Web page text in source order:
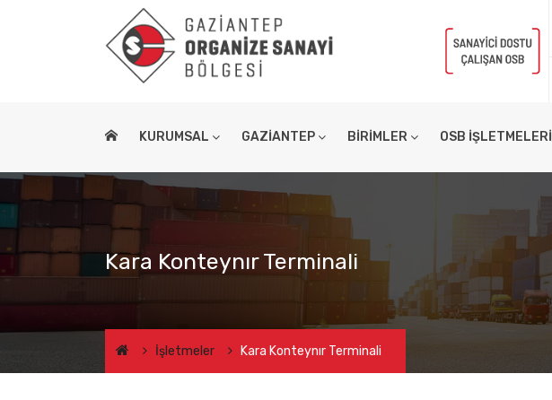
KURUMSAL GAZİANTEP BİRİMLER OSB İŞLETMELERİ
Kara Konteynır Terminali
İşletmeler Kara Konteynır Terminali